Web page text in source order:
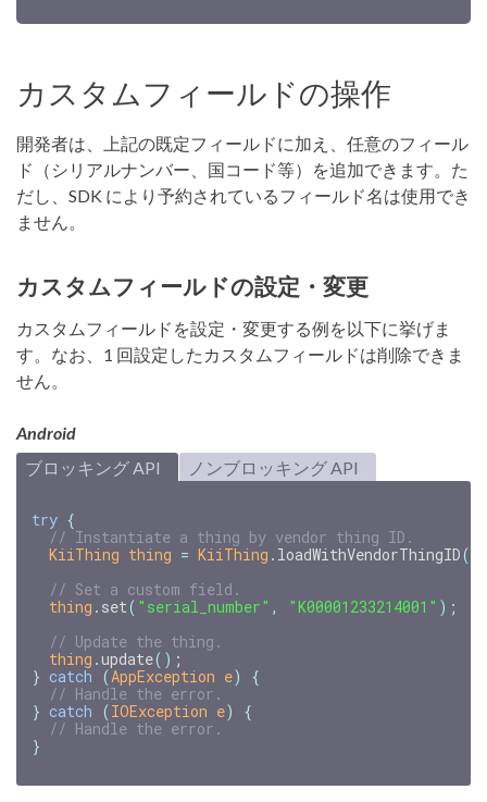
カスタムフィールドの操作
開発者は、上記の既定フィールドに加え、任意のフィール
ド（シリアルナンバー、国コード等）を追加できます。た
だし、SDK により予約されているフィールド名は使用でき
ません。
カスタムフィールドの設定・変更
カスタムフィールドを設定・変更する例を以下に挙げま
す。なお、1 回設定したカスタムフィールドは削除できま
せん。
Android
ブロッキング API
ノンブロッキング API
try {
// Instantiate a thing by vendor thing ID.
KiiThing thing = KiiThing . loadWithVendorThingID(
// Set a custom field.
thing . set( "serial_number" , "K00001233214001" );
// Update the thing.
thing .update();
} catch (AppException e)
{
// Handle the error.
} catch (IOException e)
{
// Handle the error.
}